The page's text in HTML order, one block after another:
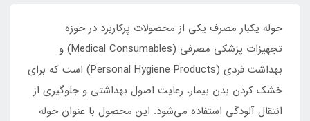
حوله یکبار مصرف یکی از محصولات پرکاربرد در حوزه
تجهیزات پزشکی مصرفی (Medical Consumables) و
بهداشت فردی (Personal Hygiene Products) است که برای
خشک کردن بدن بیمار، رعایت اصول بهداشتی و جلوگیری از
انتقال آلودگی استفاده می‌شود. این محصول با عنوان حوله